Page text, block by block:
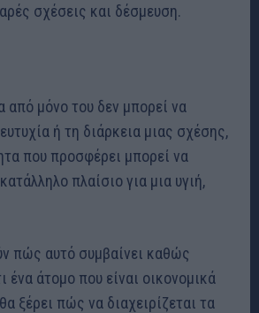
σχέσεις και δέσμευση.
από μόνο του δεν μπορεί να
ή τη διάρκεια μιας σχέσης,
που προσφέρει μπορεί να
πλαίσιο για μια υγιή,
πώς αυτό συμβαίνει καθώς
ένα άτομο που είναι οικονομικά
ξέρει πώς να διαχειρίζεται τα